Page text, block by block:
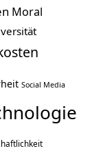
Moral
Social Media